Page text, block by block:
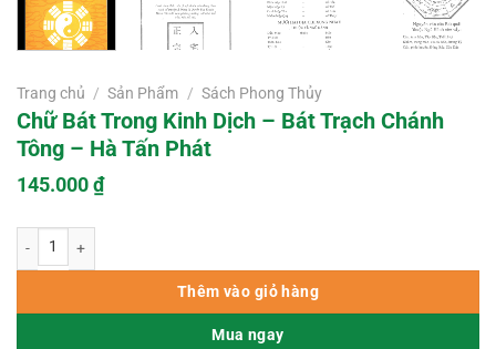
Trang chủ / Sản Phẩm / Sách Phong Thủy
Chữ Bát Trong Kinh Dịch – Bát Trạch Chánh
Tông – Hà Tấn Phát
145.000₫
Thêm vào giỏ hàng
Mua ngay